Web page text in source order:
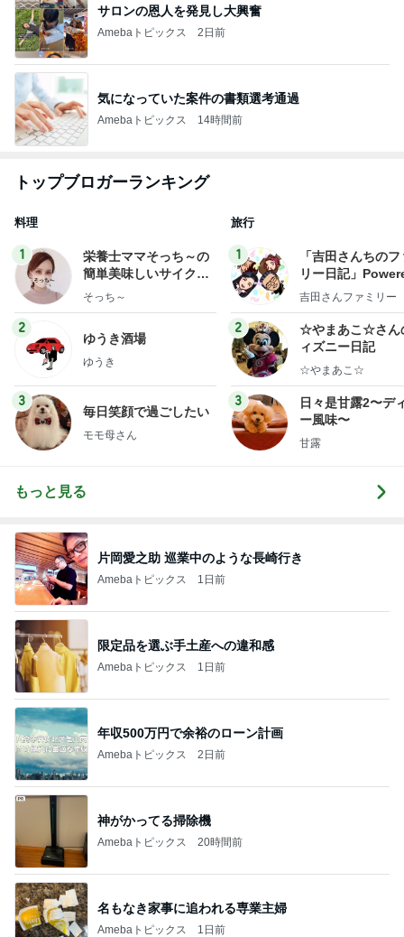
サロンの恩人を発見し大興奮
Amebaトピックス 2日前
気になっていた案件の書類選考通過
Amebaトピックス 14時間前
トップブロガーランキング
料理
1
栄養士ママそっち～の
簡単美味しいサイクル
献立
そっち～
2
ゆうき酒場
ゆうき
3
毎日笑顔で過ごしたい
モモ母さん
旅行
1
「吉田さんちの
リー日記」
y Ameba 吉田さ
ログ
吉田さんファミリー
2
☆やまあこ☆さん
ィズニー日記
☆やまあこ☆
3
日々是甘露2〜デ
ー風味〜
甘露
もっと見る
片岡愛之助 巡業中のような長崎行き
Amebaトピックス 1日前
限定品を選ぶ手土産への違和感
Amebaトピックス 1日前
年収500万円で余裕のローン計画
Amebaトピックス 2日前
神がかってる掃除機
Amebaトピックス 20時間前
名もなき家事に追われる専業主婦
Amebaトピックス 1日前